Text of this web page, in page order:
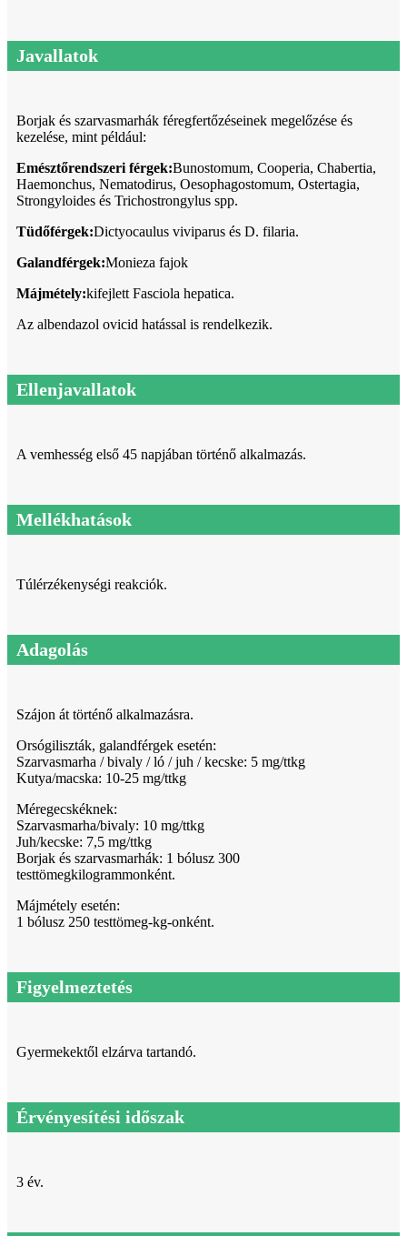
Javallatok
Borjak és szarvasmarhák féregfertőzéseinek megelőzése és
kezelése, mint például:
Emésztőrendszeri férgek:Bunostomum, Cooperia, Chabertia,
Haemonchus, Nematodirus, Oesophagostomum, Ostertagia,
Strongyloides és Trichostrongylus spp.
Tüdőférgek:Dictyocaulus viviparus és D. filaria.
Galandférgek:Monieza fajok
Májmétely:kifejlett Fasciola hepatica.
Az albendazol ovicid hatással is rendelkezik.
Ellenjavallatok
A vemhesség első 45 napjában történő alkalmazás.
Mellékhatások
Túlérzékenységi reakciók.
Adagolás
Szájon át történő alkalmazásra.
Orsógiliszták, galandférgek esetén:
Szarvasmarha / bivaly / ló / juh / kecske: 5 mg/ttkg
Kutya/macska: 10-25 mg/ttkg
Méregecskéknek:
Szarvasmarha/bivaly: 10 mg/ttkg
Juh/kecske: 7,5 mg/ttkg
Borjak és szarvasmarhák: 1 bólusz 300
testtömegkilogrammonként.
Májmétely esetén:
1 bólusz 250 testtömeg-kg-onként.
Figyelmeztetés
Gyermekektől elzárva tartandó.
Érvényesítési időszak
3 év.